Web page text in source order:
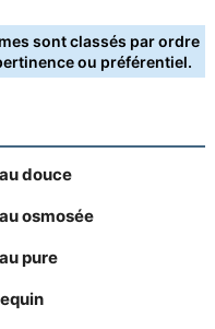
sont classés par ordre
ou préférentiel.
douce
osmosée
pure